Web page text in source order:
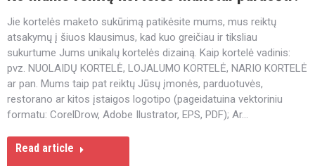
Jie kortelės maketo sukūrimą patikėsite mums, mus reiktų
atsakymų į šiuos klausimus, kad kuo greičiau ir tiksliau
sukurtume Jums unikalų kortelės dizainą. Kaip kortelė vadinis:
pvz. NUOLAIDŲ KORTELĖ, LOJALUMO KORTELĖ, NARIO KORTELĖ
ar pan. Mums taip pat reiktų Jūsų įmonės, parduotuvės,
restorano ar kitos įstaigos logotipo (pageidatuina vektoriniu
formatu: CorelDrow, Adobe Ilustrator, EPS, PDF); Ar…
Read article